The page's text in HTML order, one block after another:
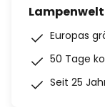
Europas
50 Tage
Seit 25